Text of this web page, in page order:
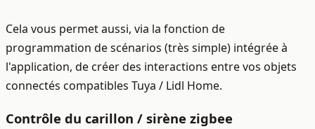
Cela vous permet aussi, via la fonction de
programmation de scénarios (très simple) intégrée à
l'application, de créer des interactions entre vos objets
connectés compatibles Tuya / Lidl Home.
Contrôle du carillon / sirène zigbee